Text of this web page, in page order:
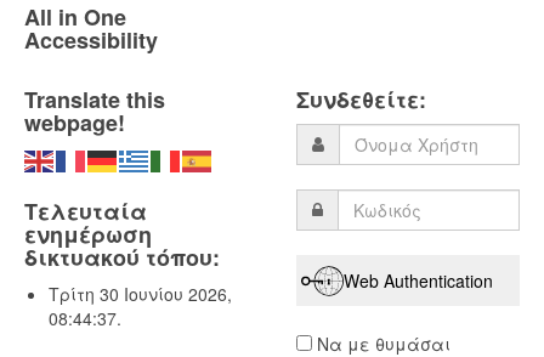
All in One
Accessibility
Translate this
webpage!
Τελευταία
ενημέρωση
δικτυακού τόπου:
Τρίτη 30 Ιουνίου 2026,
08:44:37.
Συνδεθείτε:
Web Authentication
Να με θυμάσαι